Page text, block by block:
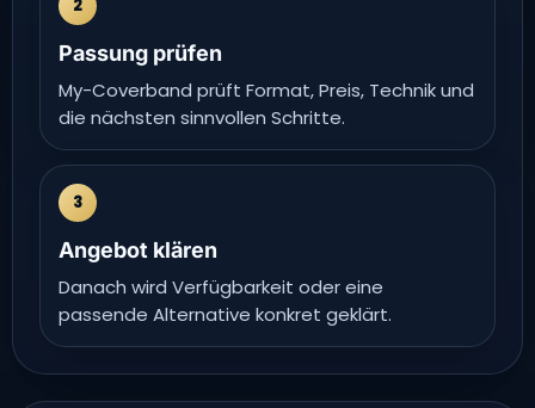
2
Passung prüfen
My-Coverband prüft Format, Preis, Technik und
die nächsten sinnvollen Schritte.
3
Angebot klären
Danach wird Verfügbarkeit oder eine
passende Alternative konkret geklärt.